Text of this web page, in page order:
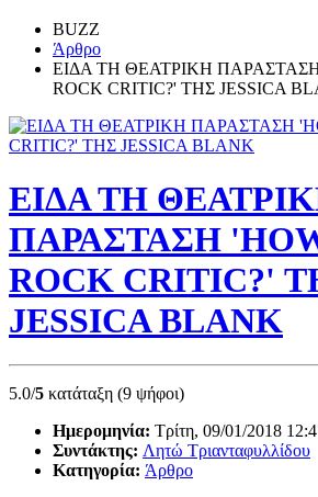
BUZZ
Άρθρο
ΕΙΔΑ ΤΗ ΘΕΑΤΡΙΚΗ ΠΑΡΑΣΤΑΣΗ
ROCK CRITIC?' ΤΗΣ JESSICA
ΕΙΔΑ ΤΗ
ΠΑΡΑΣΤΑΣΗ
ROCK CRITIC?'
JESSICA BLANK
5.0/5 κατάταξη (9 ψήφοι)
Ημερομηνία: Τρίτη, 09/01/2018
Συντάκτης: Λητώ Τριανταφυλλίδου
Κατηγορία: Άρθρο